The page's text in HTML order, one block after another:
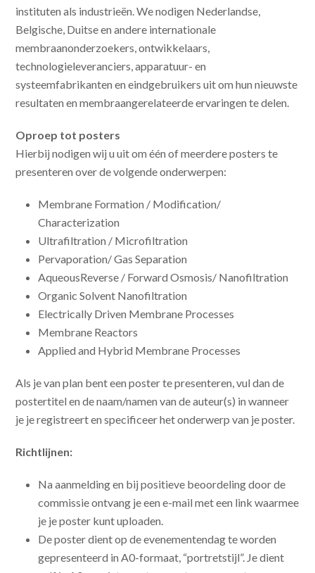
instituten als industrieën. We nodigen Nederlandse,
Belgische, Duitse en andere internationale
membraanonderzoekers, ontwikkelaars,
technologieleveranciers, apparatuur- en
systeemfabrikanten en eindgebruikers uit om hun nieuwste
resultaten en membraangerelateerde ervaringen te delen.
Oproep tot posters
Hierbij nodigen wij u uit om één of meerdere posters te
presenteren over de volgende onderwerpen:
Membrane Formation / Modification/
Characterization
Ultrafiltration / Microfiltration
Pervaporation/ Gas Separation
AqueousReverse / Forward Osmosis/ Nanofiltration
Organic Solvent Nanofiltration
Electrically Driven Membrane Processes
Membrane Reactors
Applied and Hybrid Membrane Processes
Als je van plan bent een poster te presenteren, vul dan de
postertitel en de naam/namen van de auteur(s) in wanneer
je je registreert en specificeer het onderwerp van je poster.
Richtlijnen:
Na aanmelding en bij positieve beoordeling door de
commissie ontvang je een e-mail met een link waarmee
je je poster kunt uploaden.
De poster dient op de evenementendag te worden
gepresenteerd in A0-formaat, “portretstijl”. Je dient